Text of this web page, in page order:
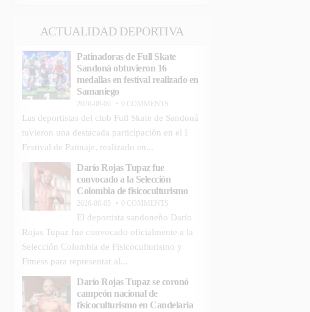
ACTUALIDAD DEPORTIVA
Patinadoras de Full Skate
Sandoná obtuvieron 16
medallas en festival realizado en
Samaniego
2026-08-06 0 COMMENTS
Las deportistas del club Full Skate de Sandoná
tuvieron una destacada participación en el I
Festival de Patinaje, realizado en...
Darío Rojas Tupaz fue
convocado a la Selección
Colombia de fisicoculturismo
2026-08-05 0 COMMENTS
El deportista sandoneño Darío
Rojas Tupaz fue convocado oficialmente a la
Selección Colombia de Fisicoculturismo y
Fitness para representar al...
Darío Rojas Tupaz se coronó
campeón nacional de
fisicoculturismo en Candelaria